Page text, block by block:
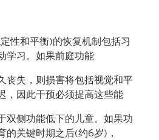
性和平衡)的恢复机制包括习
学习。如果前庭功能
丧失，则损害将包括视觉和平
，因此干预必须提高这些能
双侧功能低下的儿童。如果功
的关键时期之后(约6岁) ，